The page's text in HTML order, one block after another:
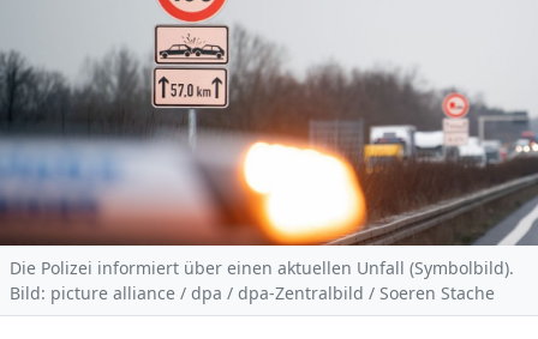
Die Polizei informiert über einen aktuellen Unfall (Symbolbild).
Bild: picture alliance / dpa / dpa-Zentralbild / Soeren Stache